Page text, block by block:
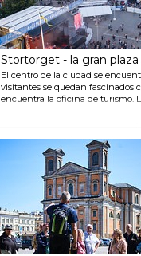
Stortorget - la gran plaza
El centro de la ciudad se
visitantes se quedan fascinados
encuentra la oficina de turismo.
gran plaza empedrada. Llaman
Trefaldighetskyrkan (La iglesia
conocida como la Iglesia
peatonales de sus